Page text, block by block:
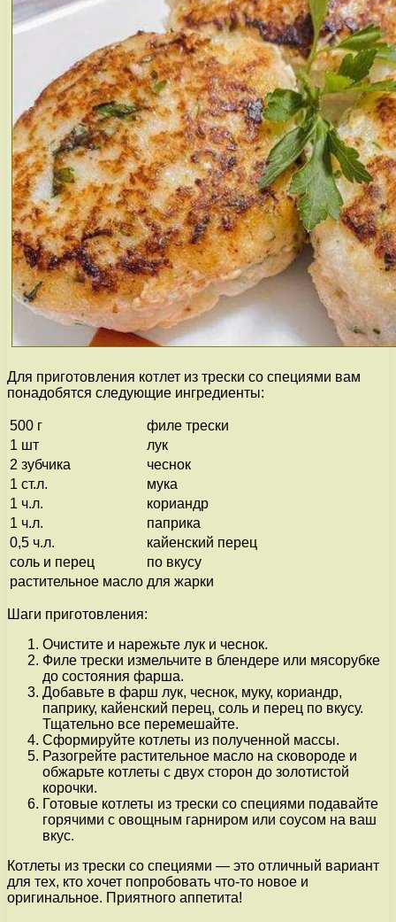
Для приготовления котлет из трески со специями вам
понадобятся следующие ингредиенты:
500 г
филе трески
1 шт
лук
2 зубчика
чеснок
1 ст.л.
мука
1 ч.л.
кориандр
1 ч.л.
паприка
0,5 ч.л.
кайенский перец
соль и перец
по вкусу
растительное масло для жарки
Шаги приготовления:
Очистите и нарежьте лук и чеснок.
Филе трески измельчите в блендере или мясорубке
до состояния фарша.
Добавьте в фарш лук, чеснок, муку, кориандр,
паприку, кайенский перец, соль и перец по вкусу.
Тщательно все перемешайте.
Сформируйте котлеты из полученной массы.
Разогрейте растительное масло на сковороде и
обжарьте котлеты с двух сторон до золотистой
корочки.
Готовые котлеты из трески со специями подавайте
горячими с овощным гарниром или соусом на ваш
вкус.
Котлеты из трески со специями — это отличный вариант
для тех, кто хочет попробовать что-то новое и
оригинальное. Приятного аппетита!